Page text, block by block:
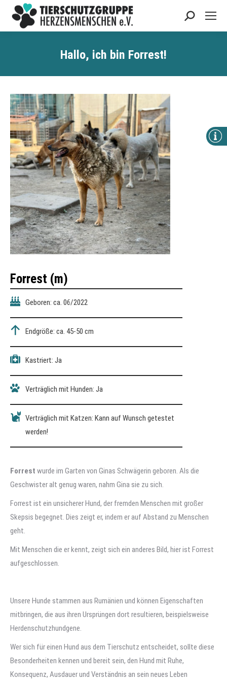
Search:
Hallo, ich bin Forrest!
Forrest (m)
Geboren: ca. 06/2022
Endgröße: ca. 45-50 cm
Kastriert: Ja
Verträglich mit Hunden: Ja
Verträglich mit Katzen: Kann auf Wunsch getestet
werden!
Forrest wurde im Garten von Ginas Schwägerin geboren. Als die
Geschwister alt genug waren, nahm Gina sie zu sich.
Forrest ist ein unsicherer Hund, der fremden Menschen mit großer
Skepsis begegnet. Dies zeigt er, indem er auf Abstand zu Menschen
geht.
Mit Menschen die er kennt, zeigt sich ein anderes Bild, hier ist Forrest
aufgeschlossen.
Unsere Hunde stammen aus Rumänien und können Eigenschaften
mitbringen, die aus ihren Ursprüngen dort resultieren, beispielsweise
Herdenschutzhundgene.
Wer sich für einen Hund aus dem Tierschutz entscheidet, sollte diese
Besonderheiten kennen und bereit sein, den Hund mit Ruhe,
Konsequenz, Ausdauer und Verständnis an sein neues Leben